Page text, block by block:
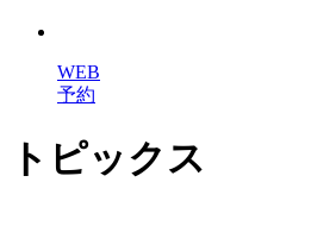
WEB
予約
トピックス